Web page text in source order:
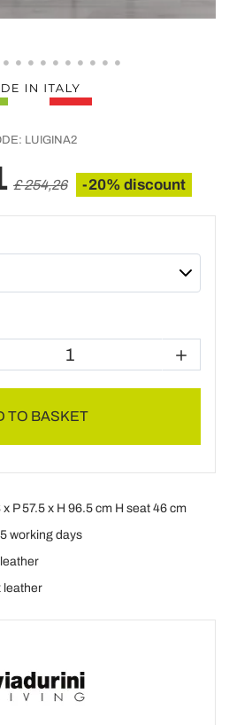
LUIGINA2
£ 254,26 -20% discount
TO BASKET
x P 57.5 x H 96.5 cm H seat 46 cm
working days
leather